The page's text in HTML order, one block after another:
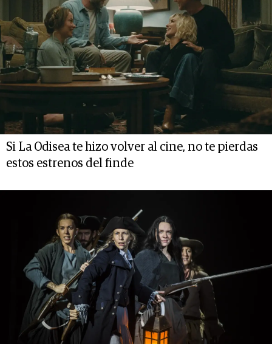
Si La Odisea te hizo volver al cine, no te pierdas
estos estrenos del finde